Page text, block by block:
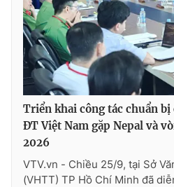
Triển khai công tác chuẩn bị
ĐT Việt Nam gặp Nepal và
2026
VTV.vn - Chiều 25/9, tại Sở
(VHTT) TP Hồ Chí Minh đã